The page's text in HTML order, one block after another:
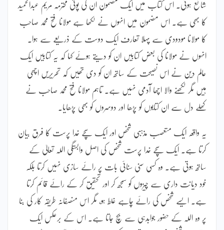
شائع ہوئی۔ اس کتاب میں ایک مضمون ان کی پوتی محترمہ مریم عبدالحمید
کا بھی ہے۔ اس مضمون میں انہوں نے لکھا ہے مولانا فتح محمد صاحب
کا مولانا مودودی سے پہلا تعارف ایک دوست کے ذریعے سے ہوا۔
انہوں نے مولانا کی بعض کتابیں ان کو دیتے ہوئے کہا کہ یہ کتابیں ایک
عالم دین نے اس نصیحت کے ساتھ ان کو دی تھیں کہ تحریریں اچھی
ہیں مگر لکھنے والا اچھا آدمی نہیں ہے۔ تاہم مولانا فتح محمد صاحب نے
کھلے دل سے ان کتابوں کو پڑھا اور دوسروں کو بھی پڑھایا۔
یہ واقعہ ایک متعصب مذہبی شخص اور ایک سچے خدا پرست کا فرق بیان
کرتا ہے۔ ایک سچے خدا پرست شخص کی اصل وابستگی اللہ تعالیٰ کے
ساتھ ہوتی ہے۔ وہ کسی سنی سنائی بات پر رائے سازی نہیں کرتا بلکہ
خود دیانت داری سے چیزوں کو سمجھ کر اور تحقیق کر کے رائے قائم کرتا
ہے۔ ایسے شخص کی رائے چاہے غلط ہو، مگر اس منصفانہ طریقہ کار کی بنا
پر وہ اللہ کے حضور جوابدہی سے بچ جاتا ہے۔ اس کے برعکس ایک